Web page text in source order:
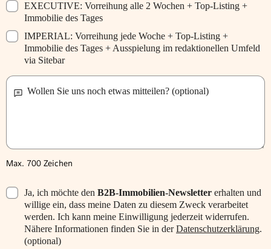
EXECUTIVE: Vorreihung alle 2 Wochen + Top-Listing +
Immobilie des Tages
IMPERIAL: Vorreihung jede Woche + Top-Listing +
Immobilie des Tages + Ausspielung im redaktionellen Umfeld
via Sitebar
Wollen Sie uns noch etwas mitteilen? (optional)
Max. 700 Zeichen
Ja, ich möchte den B2B-Immobilien-Newsletter erhalten und
willige ein, dass meine Daten zu diesem Zweck verarbeitet
werden. Ich kann meine Einwilligung jederzeit widerrufen.
Nähere Informationen finden Sie in derDatenschutzerklärung.
(optional)